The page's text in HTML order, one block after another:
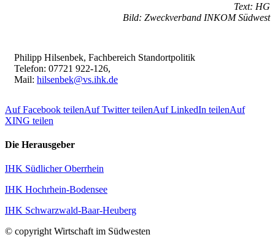
Text: HG
Bild: Zweckverband INKOM Südwest
Philipp Hilsenbek, Fachbereich Standortpolitik
Telefon: 07721 922-126,
Mail: hilsenbek@vs.ihk.de
Auf Facebook teilenAuf Twitter teilenAuf LinkedIn teilenAuf
XING teilen
Die Herausgeber
IHK Südlicher Oberrhein
IHK Hochrhein-Bodensee
IHK Schwarzwald-Baar-Heuberg
© copyright Wirtschaft im Südwesten